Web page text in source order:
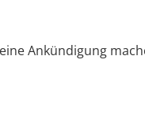
Ankündigung